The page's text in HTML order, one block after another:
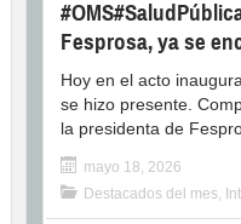
Fesprosa, ya se
Hoy en el acto
se hizo presente.
la presidenta de
mayo 18, 2026
Destacados del mes,